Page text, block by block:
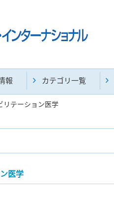
報 カテゴリ一覧
リテーション医学
集中治療・救急(284)
医学